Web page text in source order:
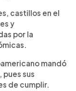
castillos en el
y
por la
mandó
sus
de cumplir.